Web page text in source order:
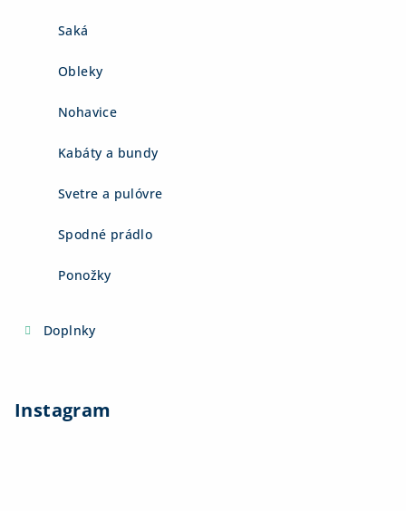
Saká
Obleky
Nohavice
Kabáty a bundy
Svetre a pulóvre
Spodné prádlo
Ponožky
Doplnky
Instagram